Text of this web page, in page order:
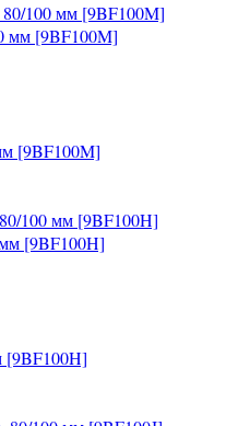
100 мм [9BF100M]
[9BF100M]
100 мм [9BF100H]
[9BF100H]